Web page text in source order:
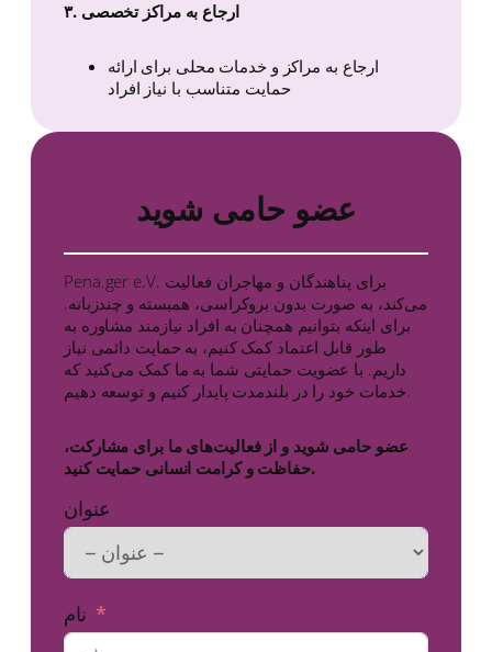
۳. ارجاع به مراکز تخصصی
ارجاع به مراکز و خدمات محلی برای ارائه
حمایت متناسب با نیاز افراد
عضو حامی شوید
Pena.ger e.V. برای پناهندگان و مهاجران فعالیت
می‌کند، به صورت بدون بروکراسی، همبسته و چندزبانه.
برای اینکه بتوانیم همچنان به افراد نیازمند مشاوره به
طور قابل اعتماد کمک کنیم، به حمایت دائمی نیاز
داریم. با عضویت حمایتی شما به ما کمک می‌کنید که
خدمات خود را در بلندمدت پایدار کنیم و توسعه دهیم.
عضو حامی شوید و از فعالیت‌های ما برای مشارکت،
حفاظت و کرامت انسانی حمایت کنید.
عنوان
نام